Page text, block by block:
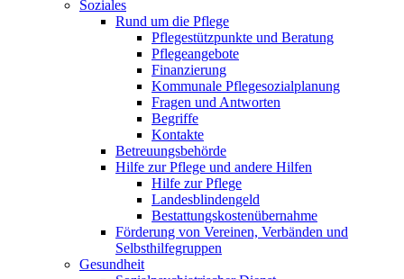
Soziales
Rund um die Pflege
Pflegestützpunkte und Beratung
Pflegeangebote
Finanzierung
Kommunale Pflegesozialplanung
Fragen und Antworten
Begriffe
Kontakte
Betreuungsbehörde
Hilfe zur Pflege und andere Hilfen
Hilfe zur Pflege
Landesblindengeld
Bestattungskosten­übernahme
Förderung von Vereinen, Verbänden und
Selbsthilfegruppen
Gesundheit